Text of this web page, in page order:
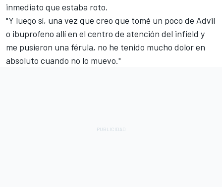
inmediato que estaba roto.
"Y luego sí, una vez que creo que tomé un poco de Advil
o ibuprofeno allí en el centro de atención del infield y
me pusieron una férula, no he tenido mucho dolor en
absoluto cuando no lo muevo."